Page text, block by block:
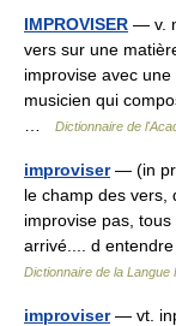
IMPROVISER — v.
vers sur une
improvise avec
musicien qui
Dictionnaire de
improviser— (in
le champ des vers,
improvise pas,
arrivé.... d
Dictionnaire de la Langue
improviser— vt.